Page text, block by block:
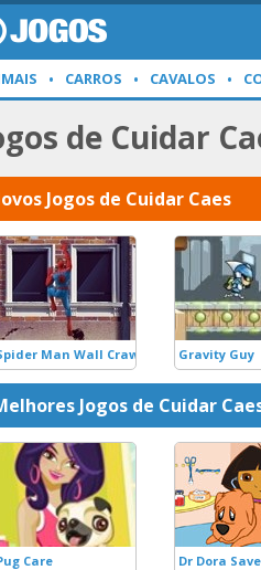
CARROS CAVALOS
de Cuidar
Jogos de Cuidar Caes
Man Wall Crawler Gravity Guy
Jogos de Cuidar
Care
Dr Dora